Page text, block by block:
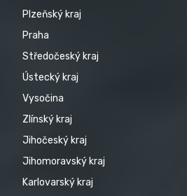
Plzeňský kraj
Praha
Středočeský kraj
Ústecký kraj
Vysočina
Zlínský kraj
Jihočeský kraj
Jihomoravský kraj
Karlovarský kraj